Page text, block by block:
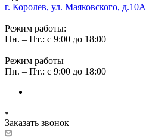
г. Королев, ул. Маяковского, д.10А
Режим работы:
Пн. – Пт.: с 9:00 до 18:00
Режим работы
Пн. – Пт.: с 9:00 до 18:00
Заказать звонок